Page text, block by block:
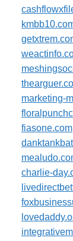
marketing-
fiasone.com
charlie-